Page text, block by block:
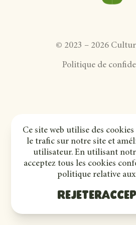
Ce site web utilise des
le trafic sur notre site et
utilisateur. En utilisant
acceptez tous les cookies
politique relative
Rejeter
© 2023 – 2026
Politique de